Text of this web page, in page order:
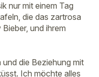
nur mit einem Tag
die das zartrosa
und ihrem
und die Beziehung mit
Ich möchte alles